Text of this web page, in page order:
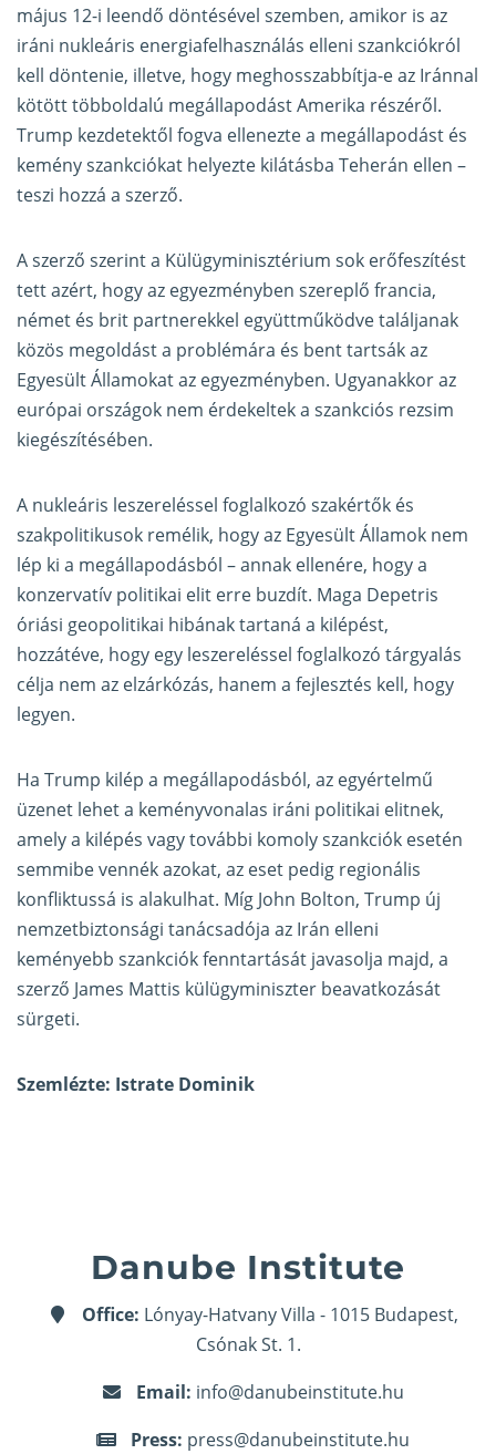
május 12-i leendő döntésével szemben, amikor is az
iráni nukleáris energiafelhasználás elleni szankciókról
kell döntenie, illetve, hogy meghosszabbítja-e az Iránnal
kötött többoldalú megállapodást Amerika részéről.
Trump kezdetektől fogva ellenezte a megállapodást és
kemény szankciókat helyezte kilátásba Teherán ellen –
teszi hozzá a szerző.
A szerző szerint a Külügyminisztérium sok erőfeszítést
tett azért, hogy az egyezményben szereplő francia,
német és brit partnerekkel együttműködve találjanak
közös megoldást a problémára és bent tartsák az
Egyesült Államokat az egyezményben. Ugyanakkor az
európai országok nem érdekeltek a szankciós rezsim
kiegészítésében.
A nukleáris leszereléssel foglalkozó szakértők és
szakpolitikusok remélik, hogy az Egyesült Államok nem
lép ki a megállapodásból – annak ellenére, hogy a
konzervatív politikai elit erre buzdít. Maga Depetris
óriási geopolitikai hibának tartaná a kilépést,
hozzátéve, hogy egy leszereléssel foglalkozó tárgyalás
célja nem az elzárkózás, hanem a fejlesztés kell, hogy
legyen.
Ha Trump kilép a megállapodásból, az egyértelmű
üzenet lehet a keményvonalas iráni politikai elitnek,
amely a kilépés vagy további komoly szankciók esetén
semmibe vennék azokat, az eset pedig regionális
konfliktussá is alakulhat. Míg John Bolton, Trump új
nemzetbiztonsági tanácsadója az Irán elleni
keményebb szankciók fenntartását javasolja majd, a
szerző James Mattis külügyminiszter beavatkozását
sürgeti.
Szemlézte: Istrate Dominik
Danube Institute
Office: Lónyay-Hatvany Villa - 1015 Budapest,
Csónak St. 1.
Email: info@danubeinstitute.hu
Press: press@danubeinstitute.hu